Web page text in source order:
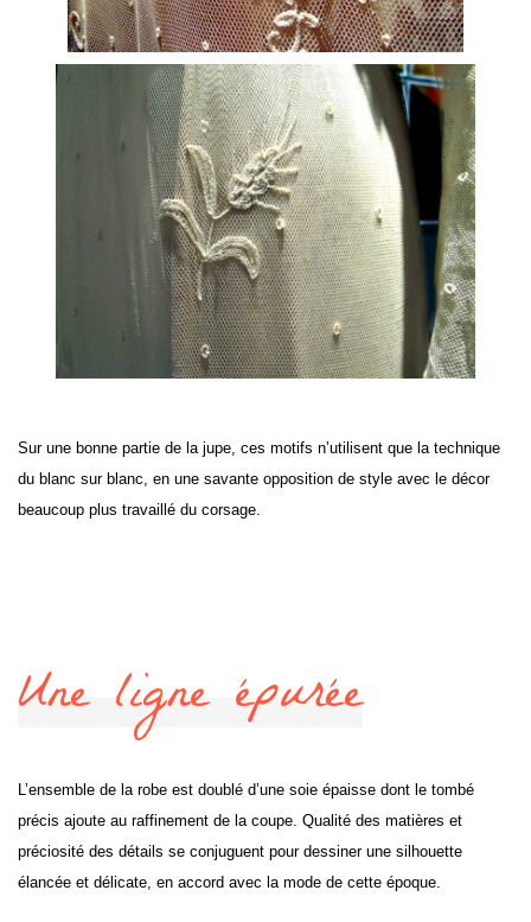
Sur une bonne partie de la jupe, ces motifs n’utilisent que la technique
du blanc sur blanc, en une savante opposition de style avec le décor
beaucoup plus travaillé du corsage.
Une ligne épurée
L’ensemble de la robe est doublé d’une soie épaisse dont le tombé
précis ajoute au raffinement de la coupe. Qualité des matières et
préciosité des détails se conjuguent pour dessiner une silhouette
élancée et délicate, en accord avec la mode de cette époque.